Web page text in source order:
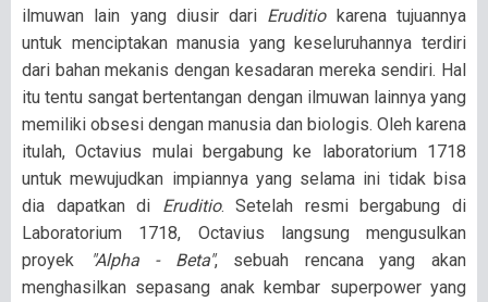
ilmuwan lain yang diusir dari Eruditio karena tujuannya
untuk menciptakan manusia yang keseluruhannya terdiri
dari bahan mekanis dengan kesadaran mereka sendiri. Hal
itu tentu sangat bertentangan dengan ilmuwan lainnya yang
memiliki obsesi dengan manusia dan biologis. Oleh karena
itulah, Octavius mulai bergabung ke laboratorium 1718
untuk mewujudkan impiannya yang selama ini tidak bisa
dia dapatkan di Eruditio. Setelah resmi bergabung di
Laboratorium 1718, Octavius langsung mengusulkan
proyek
"Alpha - Beta", sebuah rencana yang akan
menghasilkan sepasang anak kembar superpower yang